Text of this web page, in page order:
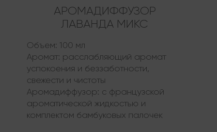
АРОМАДИФФУЗОР
ЛАВАНДА МИКС
Объем:100 мл
Аромат: расслабляющий аромат
успокоения и беззаботности,
свежести и чистоты
Аромадиффузор: с французской
ароматической жидкостью и
комплектом бамбуковых палочек